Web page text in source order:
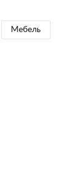
Мебель